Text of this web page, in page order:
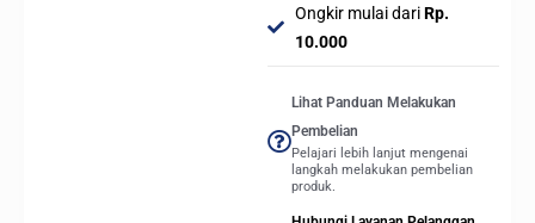
PINK
Ongkir mulai dariRp.
10.000
Lihat Panduan Melakukan
Pembelian
Pelajari lebih lanjut mengenai
langkah melakukan pembelian
produk.